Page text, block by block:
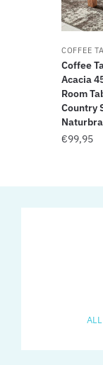
COFFEE
Coffee
Acacia
Room
Country
€99,95